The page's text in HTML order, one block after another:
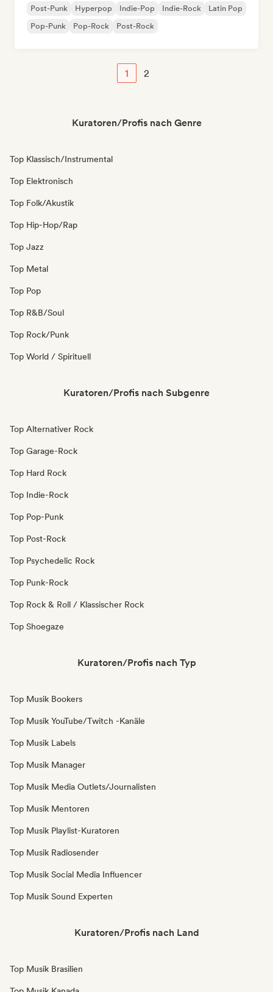
Post-Punk Hyperpop Indie-Pop Indie-Rock
Latin Pop
Pop-Punk
Pop-Rock Post-Rock
1 2
Kuratoren/Profis nach Genre
Top Klassisch/Instrumental
Top Elektronisch
Top Folk/Akustik
Top Hip-Hop/Rap
Top Jazz
Top Metal
Top Pop
Top R&B/Soul
Top Rock/Punk
Top World / Spirituell
Kuratoren/Profis nach Subgenre
Top Alternativer Rock
Top Garage-Rock
Top Hard Rock
Top Indie-Rock
Top Pop-Punk
Top Post-Rock
Top Psychedelic Rock
Top Punk-Rock
Top Rock & Roll / Klassischer Rock
Top Shoegaze
Kuratoren/Profis nach Typ
Top Musik Bookers
Top Musik YouTube/Twitch -Kanäle
Top Musik Labels
Top Musik Manager
Top Musik Media Outlets/Journalisten
Top Musik Mentoren
Top Musik Playlist-Kuratoren
Top Musik Radiosender
Top Musik Social Media Influencer
Top Musik Sound Experten
Kuratoren/Profis nach Land
Top Musik Brasilien